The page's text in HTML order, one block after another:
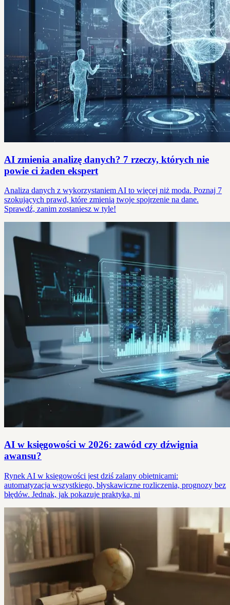
AI zmienia analizę danych? 7 rzeczy, których nie
powie ci żaden ekspert
Analiza danych z wykorzystaniem AI to więcej niż moda. Poznaj 7
szokujących prawd, które zmienią twoje spojrzenie na dane.
Sprawdź, zanim zostaniesz w tyle!
AI w księgowości w 2026: zawód czy dźwignia
awansu?
Rynek AI w księgowości jest dziś zalany obietnicami:
automatyzacja wszystkiego, błyskawiczne rozliczenia, prognozy bez
błędów. Jednak, jak pokazuje praktyka, ni